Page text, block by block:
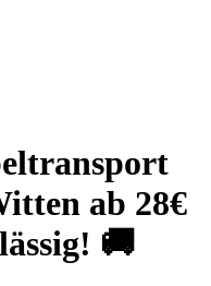
ab 28€
🚚